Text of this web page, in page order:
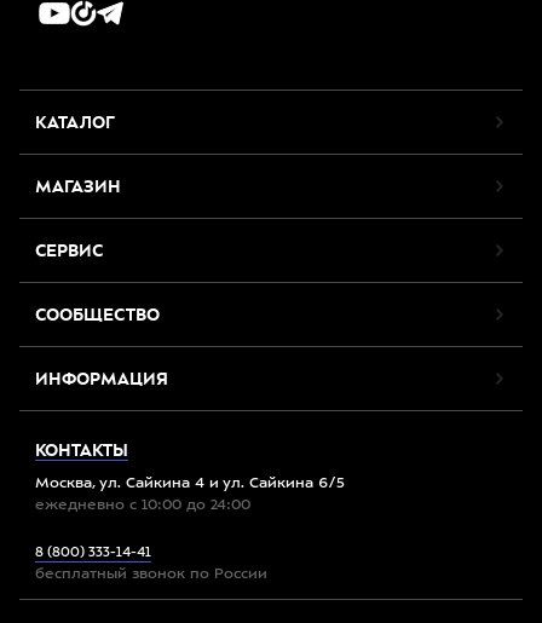
КАТАЛОГ
МАГАЗИН
СЕРВИС
СООБЩЕСТВО
ИНФОРМАЦИЯ
КОНТАКТЫ
Москва, ул. Сайкина 4 и ул. Сайкина 6/5
ежедневно с 10:00 до 24:00
8 (800) 333-14-41
бесплатный звонок по России